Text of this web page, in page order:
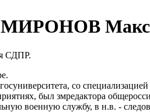
МИРОНОВ
СДПР.
со специализацией
был змредактора
военную службу, в н.в. -